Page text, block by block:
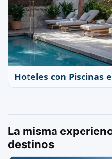
Hoteles con Piscinas
La misma
destinos